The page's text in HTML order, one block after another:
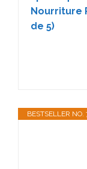
Nourriture
de 5)
BESTSELLER NO.